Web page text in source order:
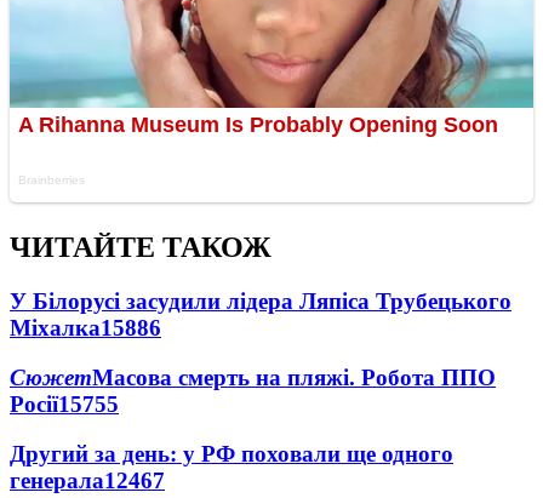
ЧИТАЙТЕ ТАКОЖ
У Білорусі засудили лідера Ляпіса Трубецького
Міхалка15886
СюжетМасова смерть на пляжі. Робота ППО
Росії15755
Другий за день: у РФ поховали ще одного
генерала12467